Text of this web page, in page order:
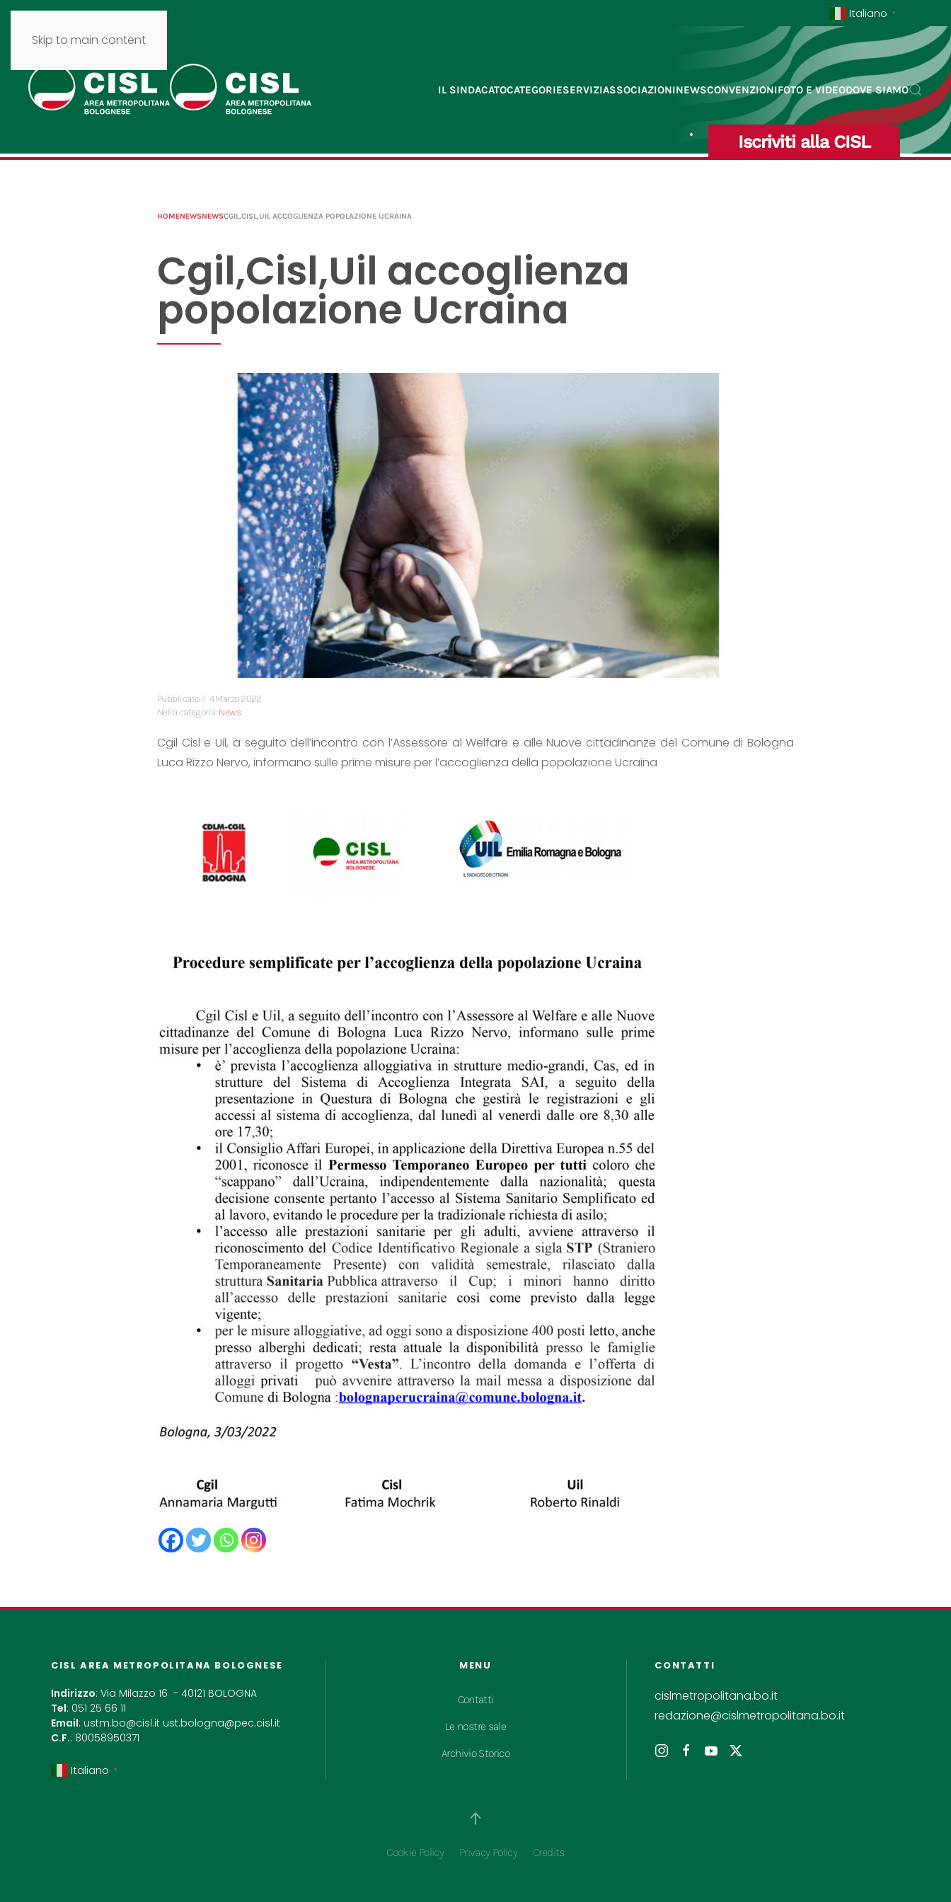
Skip to main content
Italiano ▼
IL SINDACATOCATEGORIESERVIZIASSOCIAZIONINEWSCONVENZIONIFOTO E VIDEODOVE SIAMO
Iscriviti alla CISL
HOMENEWSNEWSCGIL,CISL,UIL ACCOGLIENZA POPOLAZIONE UCRAINA
Cgil,Cisl,Uil accoglienza
popolazione Ucraina
Pubblicato il: 4 Marzo 2022
Nella categoria:News
Cgil Cisl e Uil, a seguito dell’incontro con l’Assessore al Welfare e alle Nuove cittadinanze del Comune di Bologna
Luca Rizzo Nervo, informano sulle prime misure per l’accoglienza della popolazione Ucraina
CISL AREA METROPOLITANA BOLOGNESE
Indirizzo: Via Milazzo 16 - 40121 BOLOGNA
Tel: 051 25 66 11
Email: ustm.bo@cisl.it ust.bologna@pec.cisl.it
C.F.: 80058950371
Italiano ▼
MENU
Contatti
Le nostre sale
Archivio Storico
CONTATTI
cislmetropolitana.bo.it
redazione@cislmetropolitana.bo.it
Cookie Policy Privacy Policy Credits